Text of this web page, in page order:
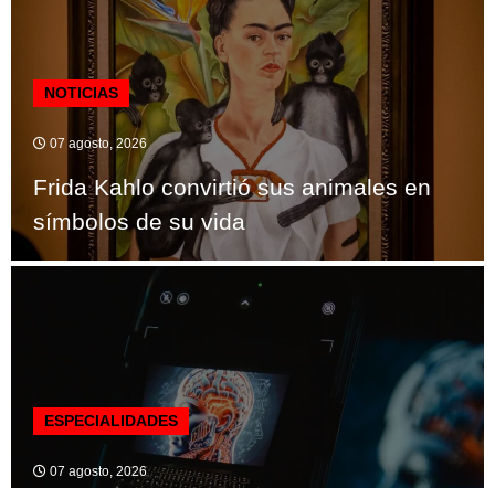
NOTICIAS
07 agosto, 2026
Frida Kahlo convirtió sus animales en
símbolos de su vida
ESPECIALIDADES
07 agosto, 2026